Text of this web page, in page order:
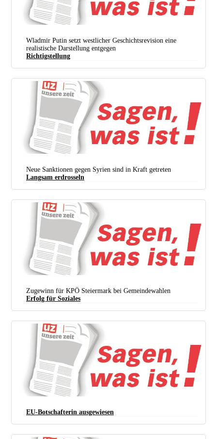
Wladmir Putin setzt westlicher Geschichtsrevision eine
realistische Darstellung entgegen
Richtigstellung
Neue Sanktionen gegen Syrien sind in Kraft getreten
Langsam erdrosseln
Zugewinn für KPÖ Steiermark bei Gemeindewahlen
Erfolg für Soziales
EU-Botschafterin ausgewiesen